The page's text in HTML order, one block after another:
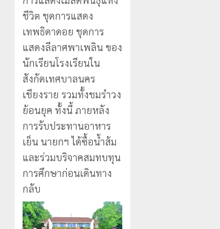
ชีวิต ชุดการแสดง
เทพธิดาดอย ชุดการ
แสดงลีลาศพาเพลิน ของ
นักเรียนโรงเรียนใน
สังกัดเทศบาลนคร
เชียงราย รวมทั้งชมรำวง
ย้อนยุค ทั้งนี้ ภายหลัง
การรับประทานอาหาร
เย็น นายกฯ ได้ซื้อน้ำส้ม
และร่วมบริจาคสมทบทุน
การศึกษาก่อนเดินทาง
กลับ